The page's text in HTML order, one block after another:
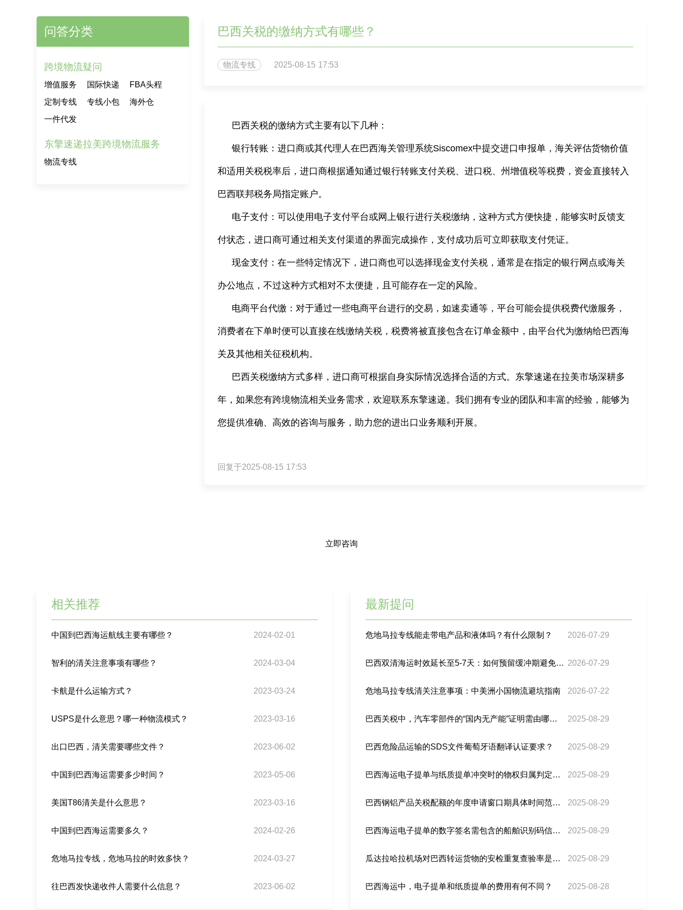
问答分类
跨境物流疑问
增值服务 国际快递
FBA头程
定制专线
专线小包
海外仓
一件代发
东擎速递拉美跨境物流服务
物流专线
巴西关税的缴纳方式有哪些？
物流专线 2025-08-15 17:53
巴西关税的缴纳方式主要有以下几种：
银行转账：进口商或其代理人在巴西海关管理系统Siscomex中提交进口申报单，海关评估货物价值
和适用关税税率后，进口商根据通知通过银行转账支付关税、进口税、州增值税等税费，资金直接转入
巴西联邦税务局指定账户。
电子支付：可以使用电子支付平台或网上银行进行关税缴纳，这种方式方便快捷，能够实时反馈支
付状态，进口商可通过相关支付渠道的界面完成操作，支付成功后可立即获取支付凭证。
现金支付：在一些特定情况下，进口商也可以选择现金支付关税，通常是在指定的银行网点或海关
办公地点，不过这种方式相对不太便捷，且可能存在一定的风险。
电商平台代缴：对于通过一些电商平台进行的交易，如速卖通等，平台可能会提供税费代缴服务，
消费者在下单时便可以直接在线缴纳关税，税费将被直接包含在订单金额中，由平台代为缴纳给巴西海
关及其他相关征税机构。
巴西关税缴纳方式多样，进口商可根据自身实际情况选择合适的方式。东擎速递在拉美市场深耕多
年，如果您有跨境物流相关业务需求，欢迎联系东擎速递。我们拥有专业的团队和丰富的经验，能够为
您提供准确、高效的咨询与服务，助力您的进出口业务顺利开展。
回复于2025-08-15 17:53
立即咨询
最新提问
危地马拉专线能走带电产品和液体吗？有什么限制？ 2026-07-29
巴西双清海运时效延长至5-7天：如何预留缓冲期避免客诉？ 2026-07-29
危地马拉专线清关注意事项：中美洲小国物流避坑指南 2026-07-22
巴西关税中，汽车零部件的“国内无产能”证明需由哪个政府部门出具？ 2025-08-29
巴西危险品运输的SDS文件葡萄牙语翻译认证要求？ 2025-08-29
巴西海运电子提单与纸质提单冲突时的物权归属判定依据？ 2025-08-29
巴西钢铝产品关税配额的年度申请窗口期具体时间范围？ 2025-08-29
巴西海运电子提单的数字签名需包含的船舶识别码信息？ 2025-08-29
瓜达拉哈拉机场对巴西转运货物的安检重复查验率是多少？ 2025-08-29
巴西海运中，电子提单和纸质提单的费用有何不同？ 2025-08-28
相关推荐
中国到巴西海运航线主要有哪些？ 2024-02-01
智利的清关注意事项有哪些？ 2024-03-04
卡航是什么运输方式？ 2023-03-24
USPS是什么意思？哪一种物流模式？ 2023-03-16
出口巴西，清关需要哪些文件？ 2023-06-02
中国到巴西海运需要多少时间？ 2023-05-06
美国T86清关是什么意思？ 2023-03-16
中国到巴西海运需要多久？ 2024-02-26
危地马拉专线，危地马拉的时效多快？ 2024-03-27
往巴西发快递收件人需要什么信息？ 2023-06-02